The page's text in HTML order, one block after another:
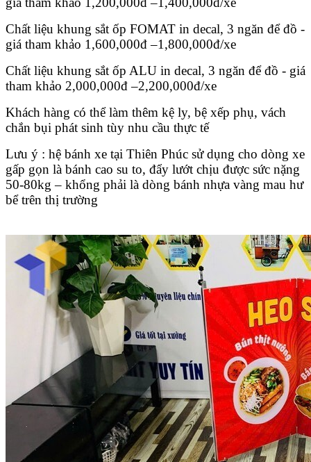
Chất liệu khung sắt ốp FOMAT in decal, 3 ngăn để đồ -
giá tham khảo 1,600,000đ –1,800,000đ/xe
Chất liệu khung sắt ốp ALU in decal, 3 ngăn để đồ - giá
tham khảo 2,000,000đ –2,200,000đ/xe
Khách hàng có thể làm thêm kệ ly, bệ xếp phụ, vách
chắn bụi phát sinh tùy nhu cầu thực tế
Lưu ý : hệ bánh xe tại Thiên Phúc sử dụng cho dòng xe
gấp gọn là bánh cao su to, đẩy lướt chịu được sức nặng
50-80kg – khổng phải là dòng bánh nhựa vàng mau hư
bể trên thị trường